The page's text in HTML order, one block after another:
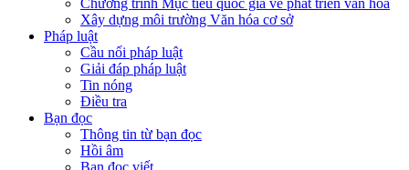
Chương trình Mục tiêu quốc gia về phát triển văn hóa
Xây dựng môi trường Văn hóa cơ sở
Pháp luật
Cầu nối pháp luật
Giải đáp pháp luật
Tin nóng
Điều tra
Bạn đọc
Thông tin từ bạn đọc
Hồi âm
Bạn đọc viết